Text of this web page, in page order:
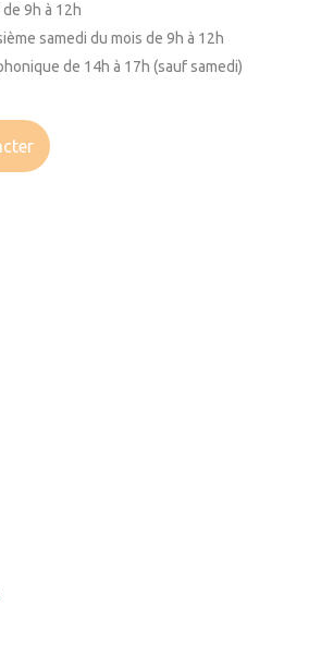
9h à 12h
samedi du mois de 9h à 12h
de 14h à 17h (sauf samedi)